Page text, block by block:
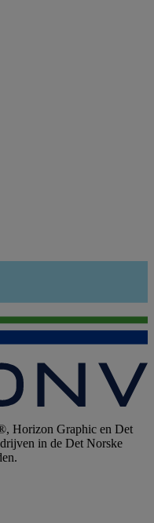
Horizon Graphic en Det
in de Det Norske